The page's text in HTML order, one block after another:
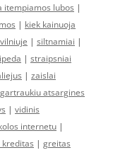
itempiamos lubos |
| kiek kainuoja
| siltnamiai |
| straipsniai
| zaislai
gartraukiu atsargines
| vidinis
internetu |
| greitas